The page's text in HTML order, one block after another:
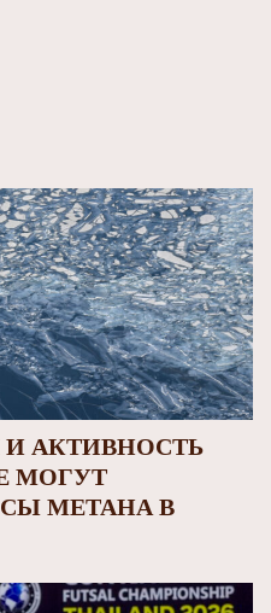
АКТИВНОСТЬ
МОГУТ
МЕТАНА В